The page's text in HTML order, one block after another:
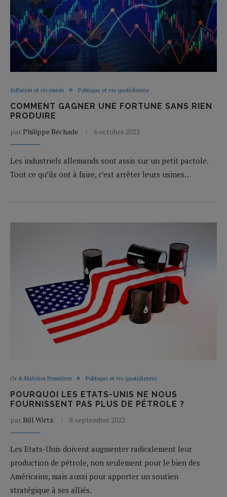
Inflation et récession Politique et vie quotidienne
COMMENT GAGNER UNE FORTUNE SANS RIEN
PRODUIRE
par Philippe Béchade 6 octobre 2022
Les industriels allemands sont assis sur un petit pactole.
Tout ce qu’ils ont à faire, c’est arrêter leurs usines…
Or & Matières Premières Politique et vie quotidienne
POURQUOI LES ETATS-UNIS NE NOUS
FOURNISSENT PAS PLUS DE PÉTROLE ?
par Bill Wirtz 8 septembre 2022
Les Etats-Unis doivent augmenter radicalement leur
production de pétrole, non seulement pour le bien des
Américains, mais aussi pour apporter un soutien
stratégique à ses alliés.